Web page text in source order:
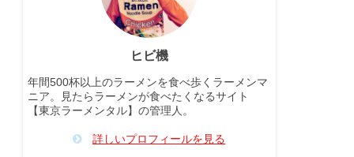
ヒビ機
年間500杯以上のラーメンを食べ歩くラーメンマ
ニア。見たらラーメンが食べたくなるサイト
【東京ラーメンタル】の管理人。
詳しいプロフィールを見る